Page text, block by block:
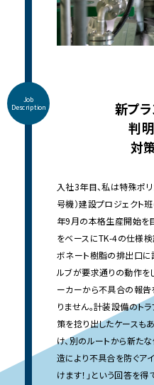
Job
Description
新プ
判
対
入社3年目、私は特殊ポ
号機）建設プロジェクト
年9月の本格生産開始を
をベースにTK-4の仕様検
ボネート樹脂の排出口に
ルブが要求通りの動作を
ーカーから不具合の報
りません。計装設備のト
策を捻り出したケースも
け、別のルートから新た
造により不具合を防ぐア
けます！」という回答を